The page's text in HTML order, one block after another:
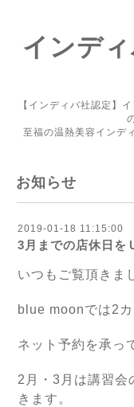
インデ
【インディバ社認定】
至福の温熱美容インデ
お知らせ
2019-01-18 11:15:00
3月までの店休日を
いつもご覧頂きま
blue moonでは2
ネット予約を承っ
2月・3月は講習会
きます。